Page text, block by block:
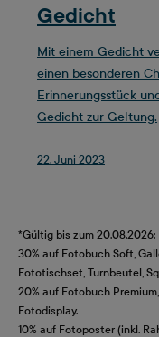
Gedicht
Mit einem Gedicht
einen besonderen
Erinnerungsstück
Gedicht zur Geltung.
22. Juni 2023
*Gültig bis zum 20.08.2026:
30% auf Fotobuch Soft,
Fototischset, Turnbeutel,
20% auf Fotobuch
Fotodisplay.
10% auf Fotoposter (inkl.